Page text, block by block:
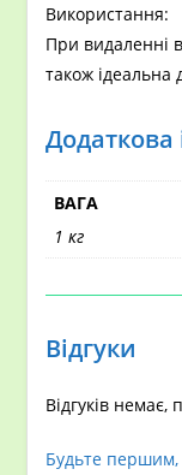
Використання:
При видаленні
також
Додаткова
ВАГА
1 кг
Відгуки
Відгуків немає,
Будьте першим,